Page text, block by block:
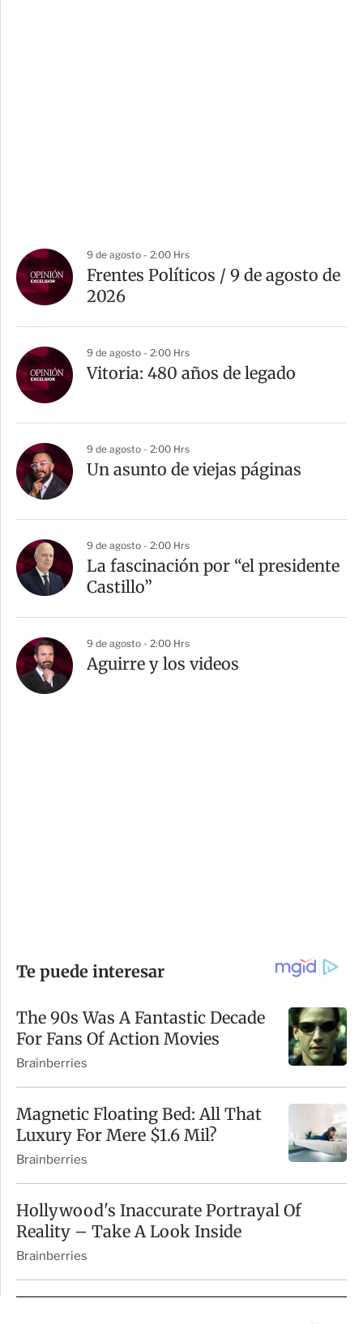
9 de agosto - 2:00 Hrs
Frentes Políticos / 9 de agosto de
2026
9 de agosto - 2:00 Hrs
Vitoria: 480 años de legado
9 de agosto - 2:00 Hrs
Un asunto de viejas páginas
9 de agosto - 2:00 Hrs
La fascinación por “el presidente
Castillo”
9 de agosto - 2:00 Hrs
Aguirre y los videos